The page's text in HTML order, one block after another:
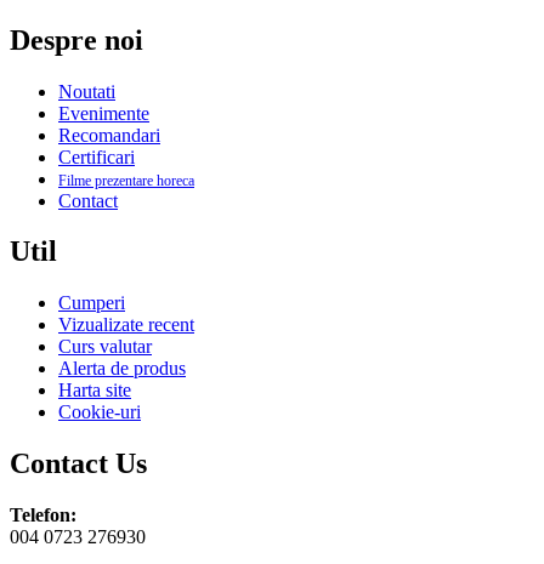
Despre noi
Noutati
Evenimente
Recomandari
Certificari
Filme prezentare horeca
Contact
Util
Cumperi
Vizualizate recent
Curs valutar
Alerta de produs
Harta site
Cookie-uri
Contact Us
Telefon:
004 0723 276930